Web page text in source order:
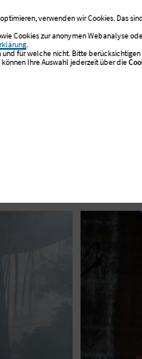
eine
Schneider
am Tag nach
verwenden wir Cookies. Das
Cookies zur anonymen Webanalyse
für welche nicht. Bitte berücksichtigen
Ihre Auswahl jederzeit über die